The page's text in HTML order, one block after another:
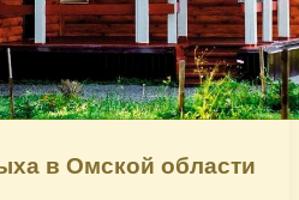
в Омской области